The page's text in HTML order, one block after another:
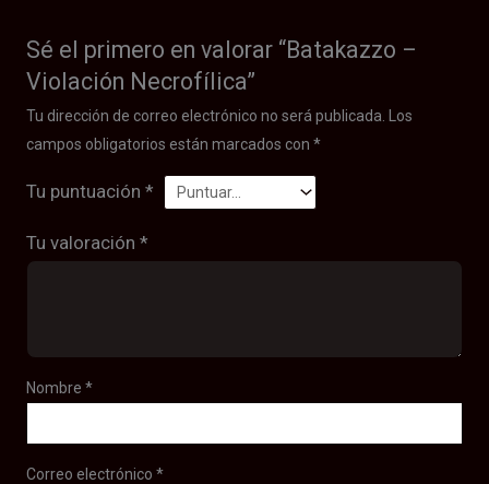
Sé el primero en valorar “Batakazzo –
Violación Necrofílica”
Tu dirección de correo electrónico no será publicada.
Los
campos obligatorios están marcados con*
Tu puntuación*
Tu valoración*
Nombre*
Correo electrónico*